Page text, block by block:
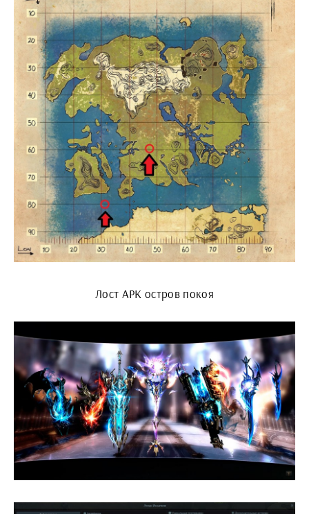
Лост АРК остров покоя